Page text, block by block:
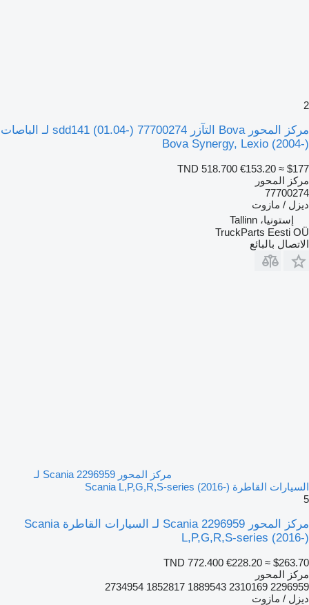
2
مركز المحور Bova التآزر sdd141 (01.04-) 77700274 لـ الباصات
Bova Synergy, Lexio (2004-)
TND 518.700 €153.20 ≈ $177
مركز المحور
77700274
ديزل / مازوت
إستونيا، Tallinn
TruckParts Eesti OÜ
الاتصال بالبائع
مركز المحور Scania 2296959 لـ
السيارات القاطرة Scania L,P,G,R,S-series (2016-)
5
مركز المحور Scania 2296959 لـ السيارات القاطرة Scania
L,P,G,R,S-series (2016-)
TND 772.400 €228.20 ≈ $263.70
مركز المحور
2296959 2310169 1889543 1852817 2734954
ديزل / مازوت